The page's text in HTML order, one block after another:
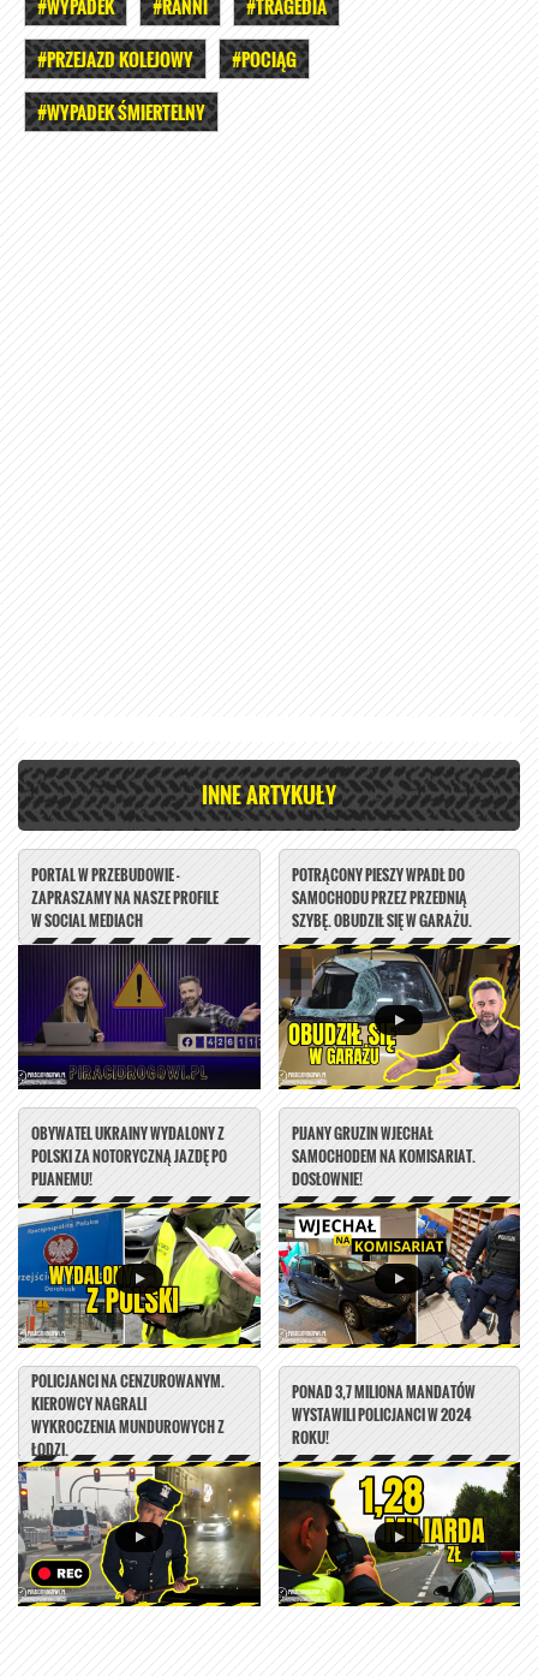
#WYPADEK #RANNI
#TRAGEDIA
#PRZEJAZD KOLEJOWY
#POCIĄG
#WYPADEK ŚMIERTELNY
INNE ARTYKUŁY
PORTAL W PRZEBUDOWIE -
ZAPRASZAMY NA NASZE PROFILE
W SOCIAL MEDIACH
POTRĄCONY PIESZY WPADŁ DO
SAMOCHODU PRZEZ PRZEDNIĄ
SZYBĘ. OBUDZIŁ SIĘ W GARAŻU.
OBYWATEL UKRAINY WYDALONY Z
POLSKI ZA NOTORYCZNĄ JAZDĘ PO
PIJANEMU!
PIJANY GRUZIN WJECHAŁ
SAMOCHODEM NA KOMISARIAT.
DOSŁOWNIE!
POLICJANCI NA CENZUROWANYM.
KIEROWCY NAGRALI
WYKROCZENIA MUNDUROWYCH Z
ŁODZI.
PONAD 3,7 MILIONA MANDATÓW
WYSTAWILI POLICJANCI W 2024
ROKU!